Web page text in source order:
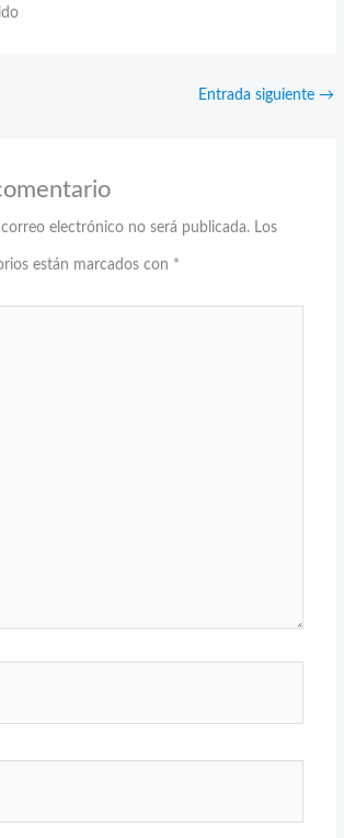
Entrada siguiente →
correo electrónico no será publicada. Los
están marcados con *